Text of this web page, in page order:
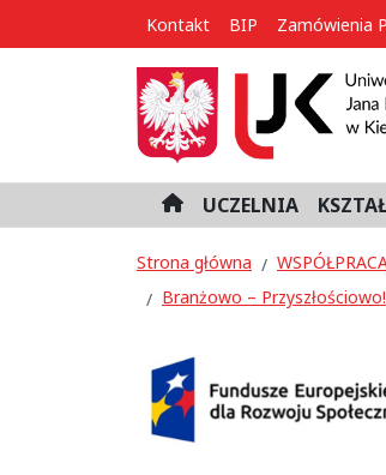
Kontakt BIP Zamówienia
H
o
m
e
UCZELNIA
Strona główna
Branżowo – Przyszłościowo!